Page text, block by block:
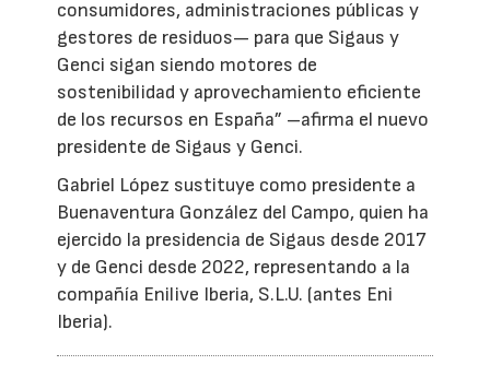
consumidores, administraciones públicas y
gestores de residuos— para que Sigaus y
Genci sigan siendo motores de
sostenibilidad y aprovechamiento eficiente
de los recursos en España” –afirma el nuevo
presidente de Sigaus y Genci.
Gabriel López sustituye como presidente a
Buenaventura González del Campo, quien ha
ejercido la presidencia de Sigaus desde 2017
y de Genci desde 2022, representando a la
compañía Enilive Iberia, S.L.U. (antes Eni
Iberia).